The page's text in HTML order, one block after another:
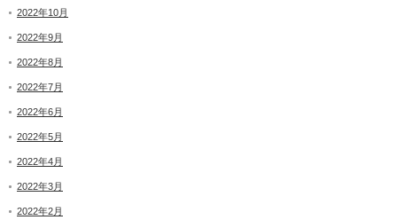
2022年10月
2022年9月
2022年8月
2022年7月
2022年6月
2022年5月
2022年4月
2022年3月
2022年2月